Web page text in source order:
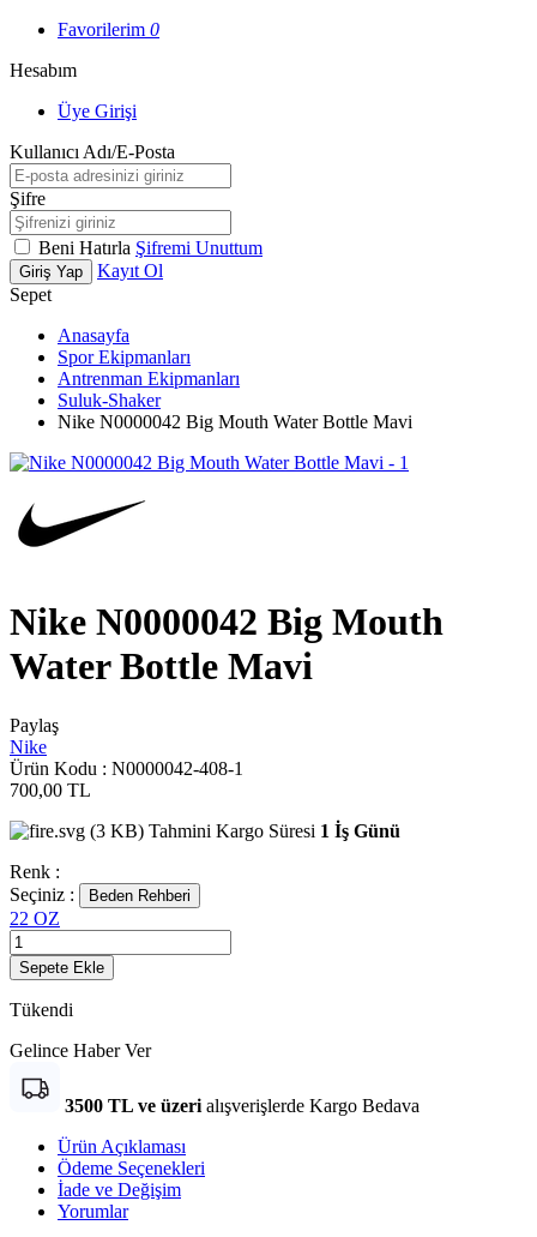
Favorilerim 0
Hesabım
Üye Girişi
Kullanıcı Adı/E-Posta
Şifre
Beni Hatırla Şifremi Unuttum
Giriş Yap
Kayıt Ol
Sepet
Anasayfa
Spor Ekipmanları
Antrenman Ekipmanları
Suluk-Shaker
Nike N0000042 Big Mouth Water Bottle Mavi
Nike N0000042 Big Mouth
Water Bottle Mavi
Paylaş
Nike
Ürün Kodu : N0000042-408-1
700,00 TL
Tahmini Kargo Süresi 1 İş Günü
Renk :
Seçiniz :
Beden Rehberi
22 OZ
Sepete Ekle
Tükendi
Gelince Haber Ver
3500 TL ve üzeri alışverişlerde Kargo Bedava
Ürün Açıklaması
Ödeme Seçenekleri
İade ve Değişim
Yorumlar